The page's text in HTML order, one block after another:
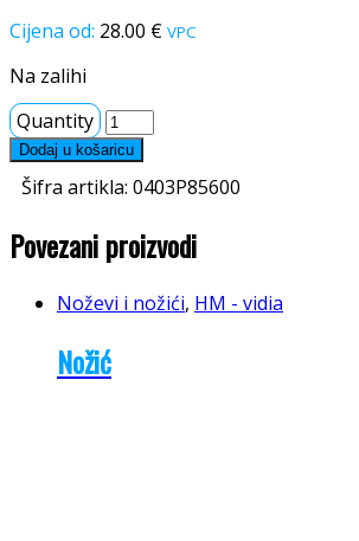
28.00 € VPC
Na zalihi
Quantity
Dodaj u košaricu
Šifra artikla: 0403P85600
Povezani proizvodi
Noževi i nožići, HM - vidia
Nožić